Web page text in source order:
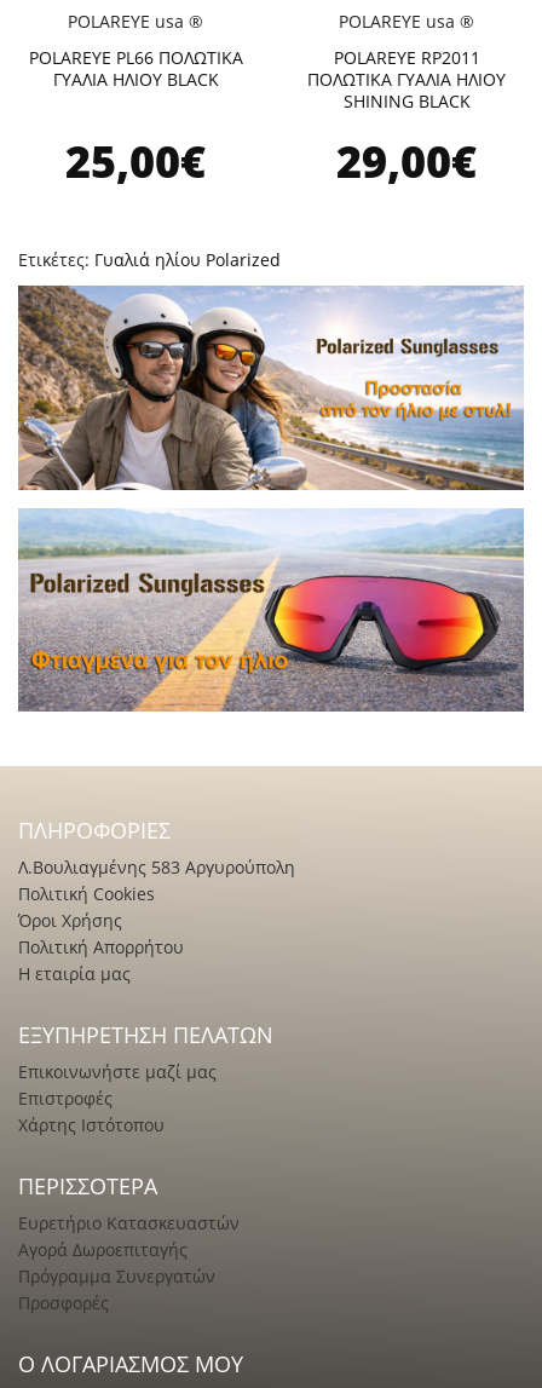
POLAREYE usa ®
POLAREYE PL66 ΠΟΛΩΤΙΚΑ
ΓΥΑΛΙΑ ΗΛΙΟΥ BLACK
25,00€
POLAREYE usa ®
POLAREYE RP2011
ΠΟΛΩΤΙΚΑ ΓΥΑΛΙΑ ΗΛΙΟΥ
SHINING BLACK
29,00€
Ετικέτες: Γυαλιά ηλίου Polarized
ΠΛΗΡΟΦΟΡΊΕΣ
Λ.Βουλιαγμένης 583 Αργυρούπολη
Πολιτική Cookies
Όροι Χρήσης
Πολιτική Απορρήτου
Η εταιρία μας
ΕΞΥΠΗΡΈΤΗΣΗ ΠΕΛΑΤΏΝ
Επικοινωνήστε μαζί μας
Επιστροφές
Χάρτης Ιστότοπου
ΠΕΡΙΣΣΌΤΕΡΑ
Ευρετήριο Κατασκευαστών
Αγορά Δωροεπιταγής
Πρόγραμμα Συνεργατών
Προσφορές
Ο ΛΟΓΑΡΙΑΣΜΌΣ ΜΟΥ